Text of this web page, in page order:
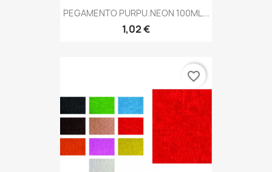
PEGAMENTO PURPU.NEON 100ML...
1,02 €
favorite_border